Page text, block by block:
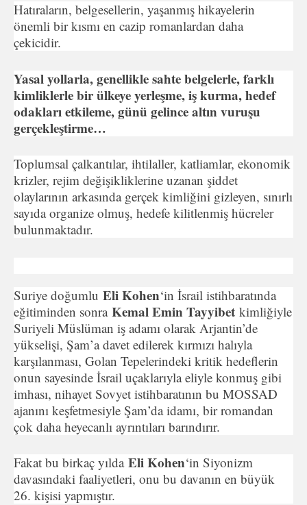
Hatıraların, belgesellerin, yaşanmış hikayelerin
önemli bir kısmı en cazip romanlardan daha
çekicidir.
Yasal yollarla, genellikle sahte belgelerle, farklı
kimliklerle bir ülkeye yerleşme, iş kurma, hedef
odakları etkileme, günü gelince altın vuruşu
gerçekleştirme…
Toplumsal çalkantılar, ihtilaller, katliamlar, ekonomik
krizler, rejim değişikliklerine uzanan şiddet
olaylarının arkasında gerçek kimliğini gizleyen, sınırlı
sayıda organize olmuş, hedefe kilitlenmiş hücreler
bulunmaktadır.
Suriye doğumlu Eli Kohen‘in İsrail istihbaratında
eğitiminden sonra Kemal Emin Tayyibet kimliğiyle
Suriyeli Müslüman iş adamı olarak Arjantin’de
yükselişi, Şam’a davet edilerek kırmızı halıyla
karşılanması, Golan Tepelerindeki kritik hedeflerin
onun sayesinde İsrail uçaklarıyla eliyle konmuş gibi
imhası, nihayet Sovyet istihbaratının bu MOSSAD
ajanını keşfetmesiyle Şam’da idamı, bir romandan
çok daha heyecanlı ayrıntıları barındırır.
Fakat bu birkaç yılda Eli Kohen‘in Siyonizm
davasındaki faaliyetleri, onu bu davanın en büyük
26. kişisi yapmıştır.